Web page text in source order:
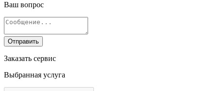
Ваш вопрос
Отправить
Заказать сервис
Выбранная услуга